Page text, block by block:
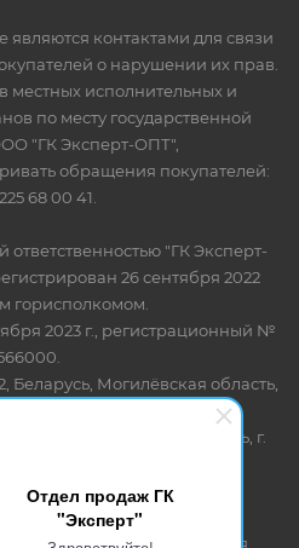
Отдел продаж ГК
"Эксперт"
являются контактами для связи
о нарушении их прав.
местных исполнительных и
по месту государственной
"ГК Эксперт-ОПТ",
обращения покупателей:
68 00 41.
"ГК Эксперт-
26 сентября 2022
горисполкомом.
2023 г., регистрационный №
Беларусь, Могилёвская область,
Лынькова 85 пом 7
Могилёвская область, г.
Лынькова, 85
17.00, СБ-ВС - выходной
- оптово-розничная